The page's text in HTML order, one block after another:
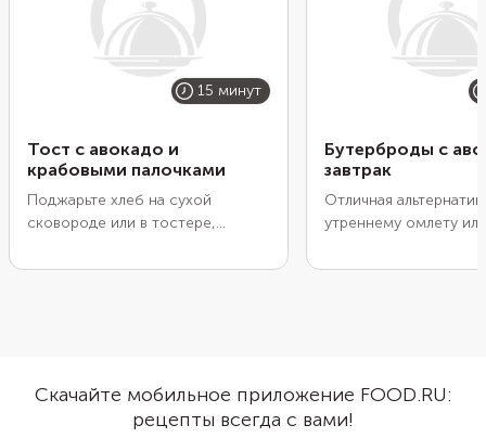
15 минут
Тост с авокадо и
крабовыми палочками
Поджарьте хлеб на сухой
сковороде или в тостере,
сверху положите начинку из
можно взять обычные помидоры,
вместо соли — несколько капель
Бутерброды с
завтрак
Отличная
утреннему омлету
ингредиентами для
палочки. Получилось
вкусно, при этом
Скачайте мобильное приложение FOOD.RU:
рецепты всегда с вами!